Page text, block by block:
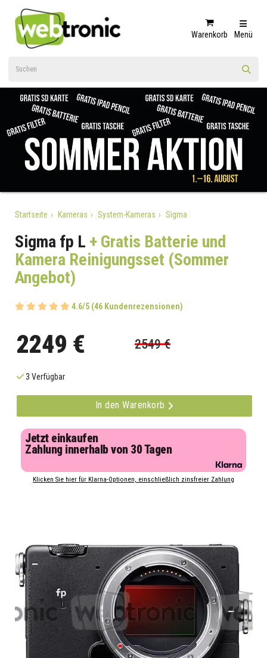
Warenkorb Menü
Startseite Kameras System-Kameras Sigma
Sigma fp L + Gratis Batterie und
Kamera Reinigungsset (Sommer
Angebot)
4.6/5 (46 Kundenrezensionen)
2249 € 2549 €
3 Verfügbar
In den Warenkorb
Jetzt einkaufen
Zahlung innerhalb von 30 Tagen
Klicken Sie hier für Klarna-Optionen, einschließlich zinsfreier Zahlung